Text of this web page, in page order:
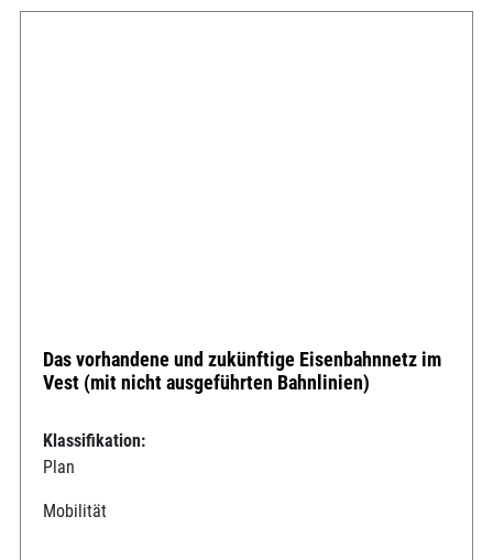
Das vorhandene und zukünftige Eisenbahnnetz im
Vest (mit nicht ausgeführten Bahnlinien)
Klassifikation:
Plan
Mobilität